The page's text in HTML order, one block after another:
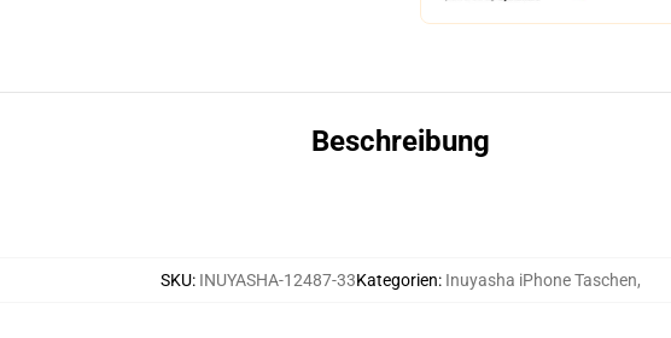
Beschreibung
SKU: INUYASHA-12487-33Kategorien: Inuyasha iPhone Taschen,